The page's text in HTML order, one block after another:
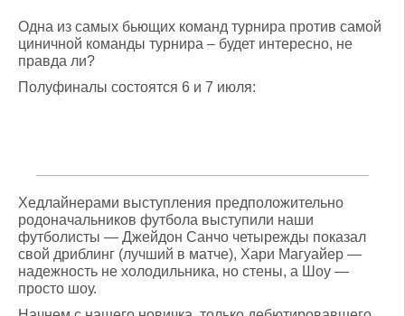
Одна из самых бьющих команд турнира против самой
циничной команды турнира – будет интересно, не
правда ли?
Полуфиналы состоятся 6 и 7 июля:
Хедлайнерами выступления предположительно
родоначальников футбола выступили наши
футболисты — Джейдон Санчо четырежды показал
свой дриблинг (лучший в матче), Хари Магуайер —
надежность не холодильника, но стены, а Шоу —
просто шоу.